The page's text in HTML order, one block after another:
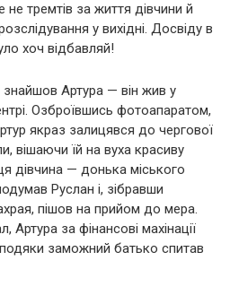
не тремтів за життя дівчини й
у вихідні. Досвіду в
хоч відбавляй!
знайшов Артура — він жив у
Озброївшись фотоапаратом,
якраз залицявся до чергової
вішаючи їй на вуха красиву
дівчина — донька міського
Руслан і, зібравши
пішов на прийом до мера.
Артура за фінансові махінації
заможний батько спитав